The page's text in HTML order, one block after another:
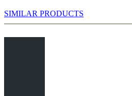
SIMILAR PRODUCTS